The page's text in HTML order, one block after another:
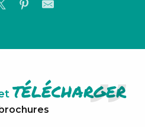
télécharger